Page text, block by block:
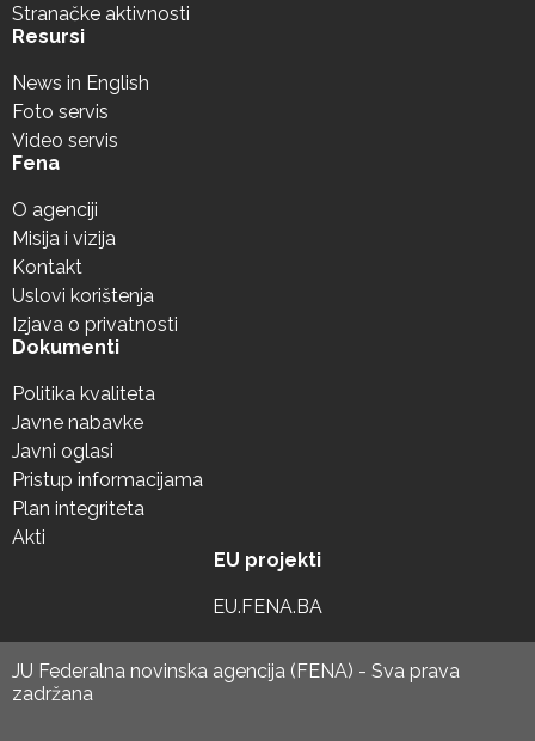
Stranačke aktivnosti
Resursi
News in English
Foto servis
Video servis
Fena
O agenciji
Misija i vizija
Kontakt
Uslovi korištenja
Izjava o privatnosti
Dokumenti
Politika kvaliteta
Javne nabavke
Javni oglasi
Pristup informacijama
Plan integriteta
Akti
EU projekti
EU.FENA.BA
JU Federalna novinska agencija (FENA) - Sva prava
zadržana